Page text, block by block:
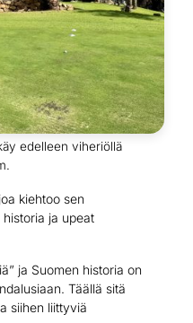
edelleen viheriöllä
kiehtoo sen
ja upeat
ja Suomen historia on
Täällä sitä
siihen liittyviä